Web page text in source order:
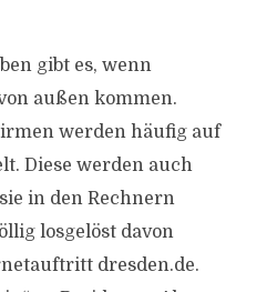
gibt es, wenn
außen kommen.
werden häufig auf
Diese werden auch
in den Rechnern
losgelöst davon
dresden.de.